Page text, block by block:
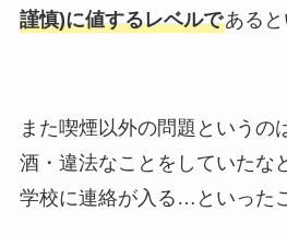
謹慎)に値するレベルであると
また喫煙以外の問題というの
酒・違法なことをしていたな
学校に連絡が入る…といった